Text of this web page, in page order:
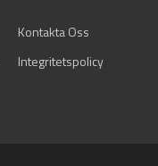
Kontakta Oss
Integritetspolicy